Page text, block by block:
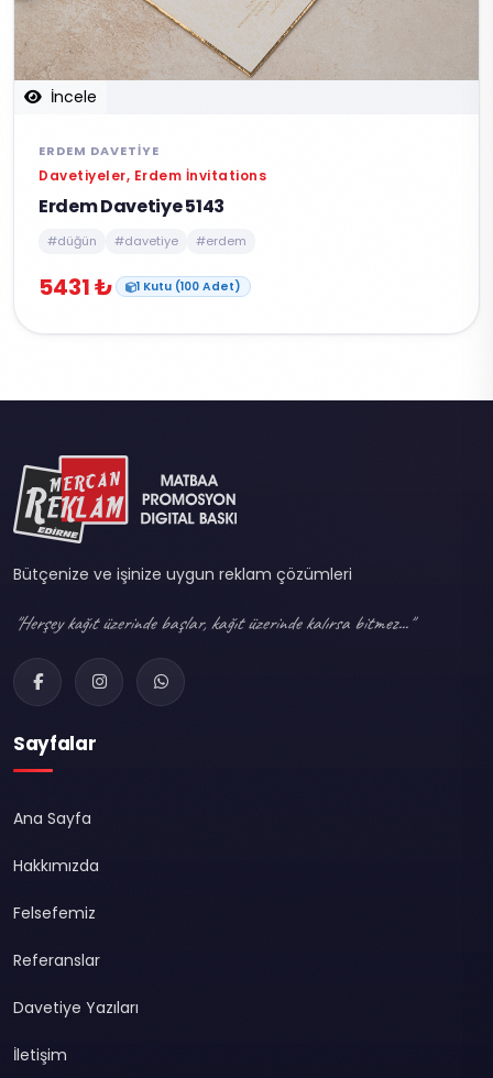
İncele
ERDEM DAVETIYE
Davetiyeler, Erdem İnvitations
Erdem Davetiye 5143
#düğün #davetiye #erdem
5431 ₺ 1 Kutu (100 Adet)
Bütçenize ve işinize uygun reklam çözümleri
"Herşey kağıt üzerinde başlar, kağıt üzerinde kalırsa bitmez..."
Sayfalar
Ana Sayfa
Hakkımızda
Felsefemiz
Referanslar
Davetiye Yazıları
İletişim